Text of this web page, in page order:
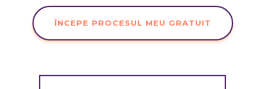
ÎNCEPE PROCESUL MEU GRATUIT